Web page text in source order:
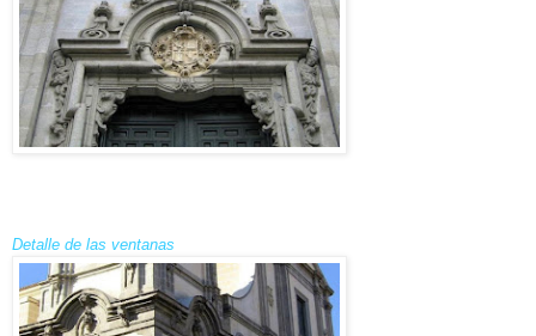
Detalle de las ventanas